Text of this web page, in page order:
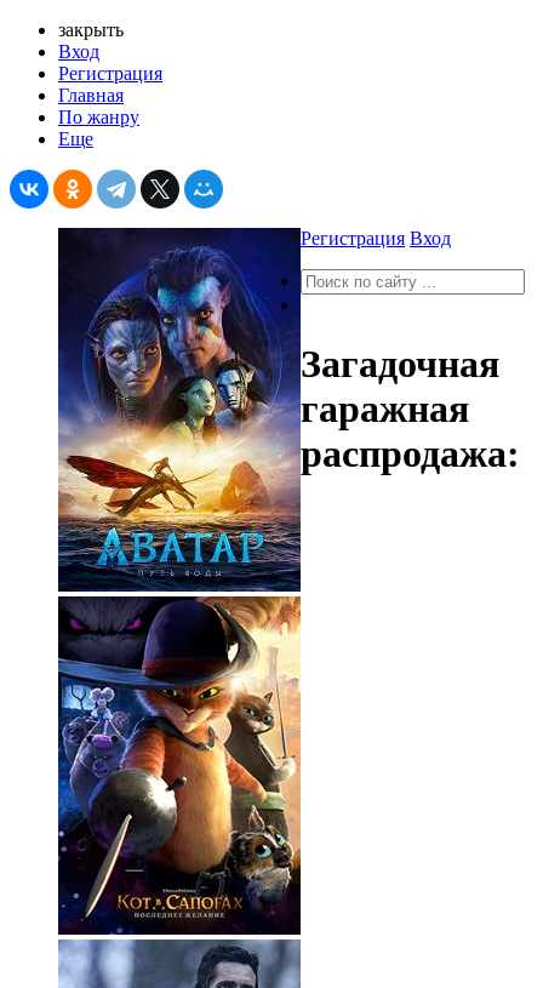
закрыть
Вход
Регистрация
Главная
По жанру
Еще
Регистрация Вход
Загадочная
гаражная
распродажа: